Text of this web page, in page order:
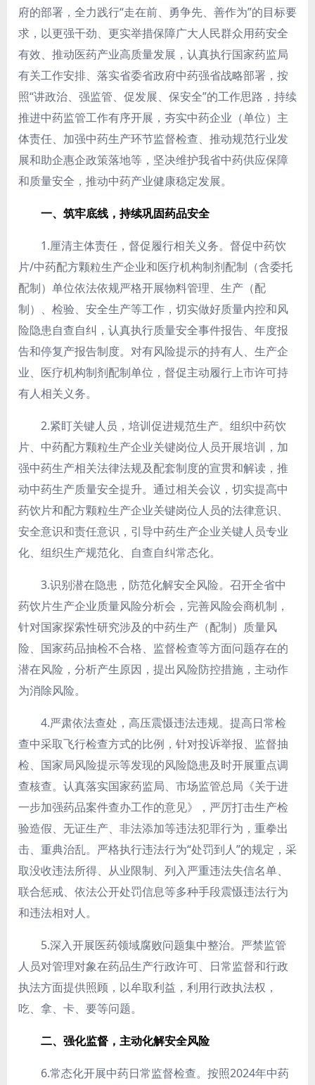
府的部署，全力践行“走在前、勇争先、善作为”的目标要
求，以更强干劲、更实举措保障广大人民群众用药安全
有效、推动医药产业高质量发展，认真执行国家药监局
有关工作安排、落实省委省政府中药强省战略部署，按
照“讲政治、强监管、促发展、保安全”的工作思路，持续
推进中药监管工作有序开展，夯实中药企业（单位）主
体责任、加强中药生产环节监督检查、推动规范行业发
展和助企惠企政策落地等，坚决维护我省中药供应保障
和质量安全，推动中药产业健康稳定发展。
一、筑牢底线，持续巩固药品安全
1.厘清主体责任，督促履行相关义务。 督促中药饮
片/中药配方颗粒生产企业和医疗机构制剂配制（含委托
配制）单位依法依规严格开展物料管理、生产（配
制）、检验、安全生产等工作，切实做好质量内控和风
险隐患自查自纠，认真执行质量安全事件报告、年度报
告和停复产报告制度。对有风险提示的持有人、生产企
业、医疗机构制剂配制单位，督促主动履行上市许可持
有人相关义务。
2.紧盯关键人员，培训促进规范生产。 组织中药饮
片、中药配方颗粒生产企业关键岗位人员开展培训，加
强中药生产相关法律法规及配套制度的宣贯和解读，推
动中药生产质量安全提升。通过相关会议，切实提高中
药饮片和配方颗粒生产企业关键岗位人员的法律意识、
安全意识和责任意识，引导中药生产企业关键人员专业
化、组织生产规范化、自查自纠常态化。
3.识别潜在隐患，防范化解安全风险。 召开全省中
药饮片生产企业质量风险分析会，完善风险会商机制，
针对国家探索性研究涉及的中药生产（配制）质量风
险、国家药品抽检不合格、监督检查等方面问题存在的
潜在风险，分析产生原因，提出风险防控措施，主动作
为消除风险。
4.严肃依法查处，高压震慑违法违规。 提高日常检
查中采取飞行检查方式的比例，针对投诉举报、监督抽
检、国家局风险提示等发现的风险隐患及时开展重点调
查核查。认真落实国家药监局、市场监管总局《关于进
一步加强药品案件查办工作的意见》，严厉打击生产检
验造假、无证生产、非法添加等违法犯罪行为，重拳出
击、重典治乱。严格执行违法行为“处罚到人”的规定，采
取没收违法所得、从业限制、列入严重违法失信名单、
联合惩戒、依法公开处罚信息等多种手段震慑违法行为
和违法相对人。
5.深入开展医药领域腐败问题集中整治。 严禁监管
人员对管理对象在药品生产行政许可、日常监督和行政
执法方面提供照顾，以牟取利益，利用行政执法权，
吃、拿、卡、要等问题。
二、强化监督，主动化解安全风险
6.常态化开展中药日常监督检查。 按照2024年中药